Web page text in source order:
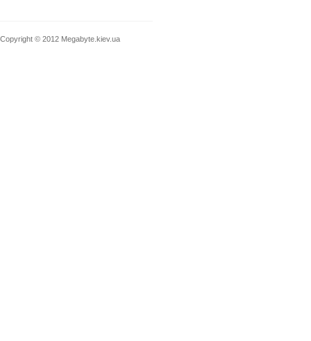
Copyright © 2012 Megabyte.kiev.ua